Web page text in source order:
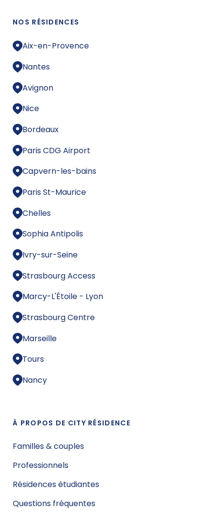
NOS RÉSIDENCES
Aix-en-Provence
Nantes
Avignon
Nice
Bordeaux
Paris CDG Airport
Capvern-les-bains
Paris St-Maurice
Chelles
Sophia Antipolis
Ivry-sur-Seine
Strasbourg Access
Marcy-L'Étoile - Lyon
Strasbourg Centre
Marseille
Tours
Nancy
À PROPOS DE CITY RÉSIDENCE
Familles & couples
Professionnels
Résidences étudiantes
Questions fréquentes